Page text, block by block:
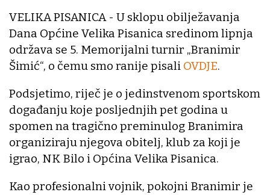
VELIKA PISANICA - U sklopu obilježavanja
Dana Općine Velika Pisanica sredinom lipnja
održava se 5. Memorijalni turnir „Branimir
Šimić“, o čemu smo ranije pisali OVDJE.
Podsjetimo, riječ je o jedinstvenom sportskom
događanju koje posljednjih pet godina u
spomen na tragično preminulog Branimira
organiziraju njegova obitelj, klub za koji je
igrao, NK Bilo i Općina Velika Pisanica.
Kao profesionalni vojnik, pokojni Branimir je